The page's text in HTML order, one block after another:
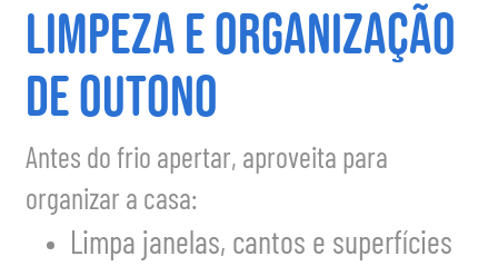
Limpeza e organização
de outono
Antes do frio apertar, aproveita para
organizar a casa:
Limpa janelas, cantos e superfícies